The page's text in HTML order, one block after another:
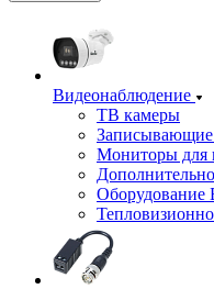
Видеонаблюдение
ТВ камеры
Записывающие
Мониторы для